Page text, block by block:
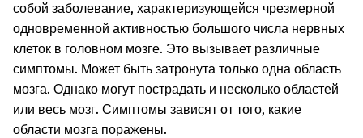
собой заболевание, характеризующейся чрезмерной
одновременной активностью большого числа нервных
клеток в головном мозге. Это вызывает различные
симптомы. Может быть затронута только одна область
мозга. Однако могут пострадать и несколько областей
или весь мозг. Симптомы зависят от того, какие
области мозга поражены.